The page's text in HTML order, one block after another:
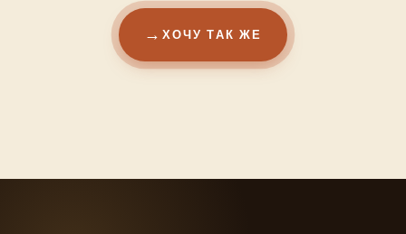
ХОЧУ ТАК ЖЕ